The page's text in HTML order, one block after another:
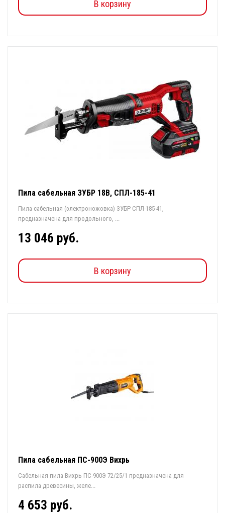
В корзину
Пила сабельная ЗУБР 18В, СПЛ-185-41
Пила сабельная (электроножовка) ЗУБР СПЛ-185-41,
предназначена для продольного, ...
13 046 руб.
В корзину
Пила сабельная ПС-900Э Вихрь
Сабельная пила Вихрь ПС-900Э 72/25/1 предназначена для
распила древесины, желе...
4 653 руб.